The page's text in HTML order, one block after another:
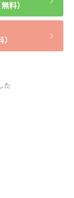
料）
た